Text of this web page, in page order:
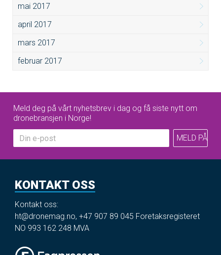
mai 2017
april 2017
mars 2017
februar 2017
Meld deg på vårt nyhetsbrev i dag og få siste nytt om
dronebransjen i Norge!
KONTAKT OSS
Kontakt oss:
ht@dronemag.no, +47 907 89 045 Foretaksregisteret
NO 993 162 248 MVA